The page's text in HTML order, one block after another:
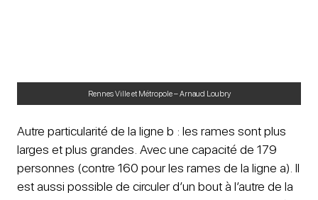
Rennes Ville et Métropole – Arnaud Loubry
Autre particularité de la ligne b : les rames sont plus
larges et plus grandes. Avec une capacité de 179
personnes (contre 160 pour les rames de la ligne a). Il
est aussi possible de circuler d’un bout à l’autre de la